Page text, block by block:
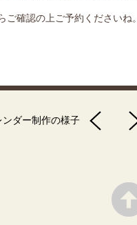
確認の上ご予約くださいね。
ンダー制作の様子